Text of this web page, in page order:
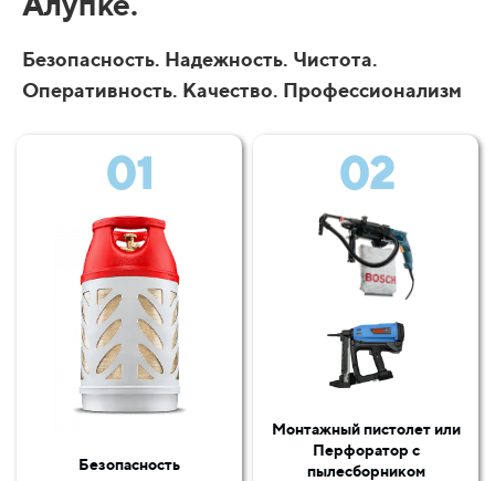
Безопасность. Надежность. Чистота.
Оперативность. Качество. Профессионализм
01
Безопасность
02
Монтажный пистолет или
Перфоратор с
пылесборником